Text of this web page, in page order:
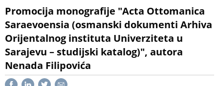
Promocija monografije "Acta Ottomanica
Saraevoensia (osmanski dokumenti Arhiva
Orijentalnog instituta Univerziteta u
Sarajevu – studijski katalog)", autora
Nenada Filipovića